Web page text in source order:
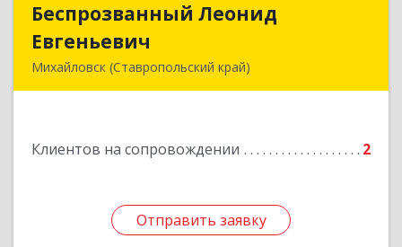
Беспрозванный Леонид
Евгеньевич
Михайловск (Ставропольский край)
Клиентов на сопровождении 2
Отправить заявку
Беспрозванный Леонид
Отправить заявку